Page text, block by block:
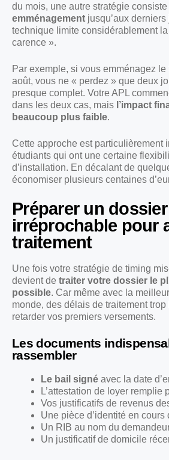
du mois, une autre stratégie consiste
emménagement jusqu’aux
technique limite considérablement
carence ».
Par exemple, si vous emménagez
août, vous ne « perdez » que deux
presque complet. Votre APL
dans les deux cas, mais l’impact
beaucoup plus faible.
Cette approche est particulièrement
étudiants qui ont une certaine
d’installation. En décalant de
économiser plusieurs centaines
Préparer un
irréprochable pour
traitement
Une fois votre stratégie de timing
devient de traiter votre dossier le
possible. Car même avec la
monde, des délais de traitement
retarder vos premiers versements.
Les documents
rassembler
Le bail signé avec la date
L’attestation de loyer remplie
Vos justificatifs de revenus
Une pièce d’identité en cours
Un RIB au nom du
Un justificatif de domicile